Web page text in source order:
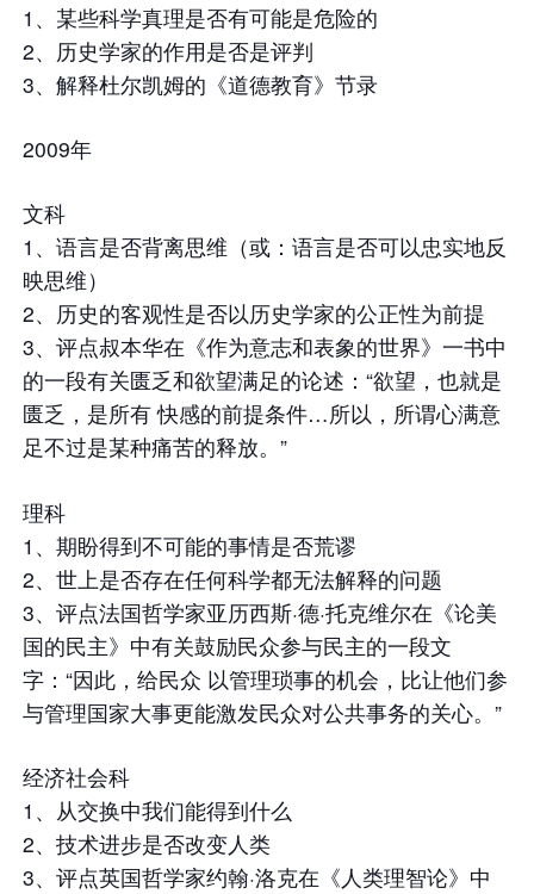
1、某些科学真理是否有可能是危险的
2、历史学家的作用是否是评判
3、解释杜尔凯姆的《道德教育》节录
2009年
文科
1、语言是否背离思维（或：语言是否可以忠实地反
映思维）
2、历史的客观性是否以历史学家的公正性为前提
3、评点叔本华在《作为意志和表象的世界》一书中
的一段有关匮乏和欲望满足的论述：“欲望，也就是
匮乏，是所有 快感的前提条件…所以，所谓心满意
足不过是某种痛苦的释放。”
理科
1、期盼得到不可能的事情是否荒谬
2、世上是否存在任何科学都无法解释的问题
3、评点法国哲学家亚历西斯·德·托克维尔在《论美
国的民主》中有关鼓励民众参与民主的一段文
字：“因此，给民众 以管理琐事的机会，比让他们参
与管理国家大事更能激发民众对公共事务的关心。”
经济社会科
1、从交换中我们能得到什么
2、技术进步是否改变人类
3、评点英国哲学家约翰·洛克在《人类理智论》中